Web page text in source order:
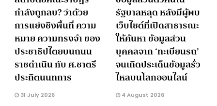
กำลังถูกลบ? ว่าด้วย
การแย่งชิงพื้นที่ ความ
หมาย ความทรงจำ ของ
ประชาธิปไตยบนถนน
ราชดำเนิน กับ ศ.ชาตรี
ประกิตนนทการ
31 July 2026
รัฐบาลหลุด หลังมีผู้พบ
เว็บไซต์ที่เปิดสาธารณะ
ให้ค้นหา ข้อมูลส่วน
บุคคลจาก ‘ทะเบียนรถ’
จนเกิดประเด็นข้อมูลรั่ว
ไหลบนโลกออนไลน์
4 August 2026